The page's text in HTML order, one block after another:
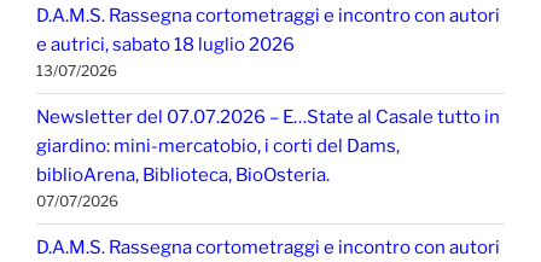
D.A.M.S. Rassegna cortometraggi e incontro con autori
e autrici, sabato 18 luglio 2026
13/07/2026
Newsletter del 07.07.2026 – E…State al Casale tutto in
giardino: mini-mercatobio, i corti del Dams,
biblioArena, Biblioteca, BioOsteria.
07/07/2026
D.A.M.S. Rassegna cortometraggi e incontro con autori